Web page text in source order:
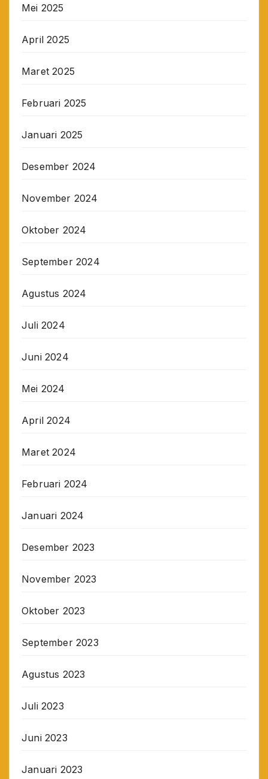
Mei 2025
April 2025
Maret 2025
Februari 2025
Januari 2025
Desember 2024
November 2024
Oktober 2024
September 2024
Agustus 2024
Juli 2024
Juni 2024
Mei 2024
April 2024
Maret 2024
Februari 2024
Januari 2024
Desember 2023
November 2023
Oktober 2023
September 2023
Agustus 2023
Juli 2023
Juni 2023
Januari 2023